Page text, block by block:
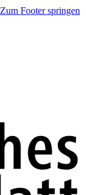
Zum Footer springen